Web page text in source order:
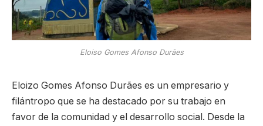
Eloiso Gomes Afonso Durães
Eloizo Gomes Afonso Durães es un empresario y
filántropo que se ha destacado por su trabajo en
favor de la comunidad y el desarrollo social. Desde la